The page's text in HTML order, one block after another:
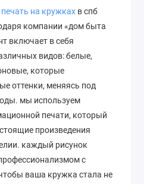
печать на кружках в спб
компании «дом быта
включает в себя
видов: белые,
которые
оттенки, меняясь под
мы используем
печати, который
произведения
. каждый рисунок
с
ваша кружка стала не